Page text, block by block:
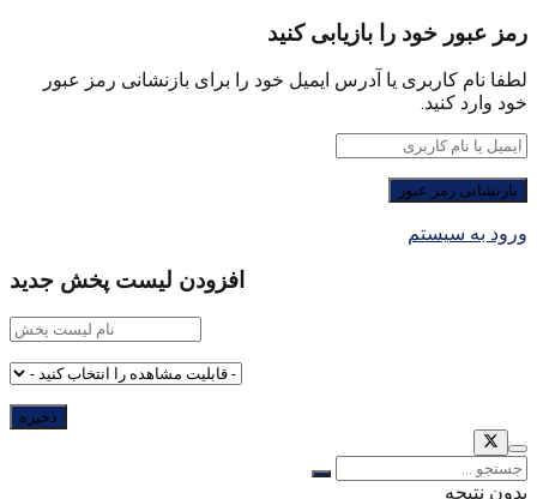
رمز عبور خود را بازیابی کنید
لطفا نام کاربری یا آدرس ایمیل خود را برای بازنشانی رمز عبور
خود وارد کنید.
ورود به سیستم
افزودن لیست پخش جدید
بدون نتیجه